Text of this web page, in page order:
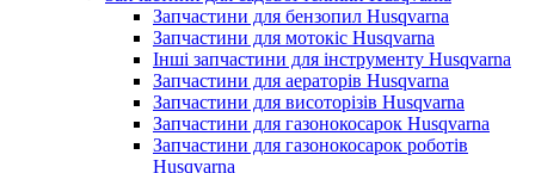
Запчастини для бензопил Husqvarna
Запчастини для мотокіс Husqvarna
Інші запчастини для інструменту Husqvarna
Запчастини для аераторів Husqvarna
Запчастини для висоторізів Husqvarna
Запчастини для газонокосарок Husqvarna
Запчастини для газонокосарок роботів
Husqvarna